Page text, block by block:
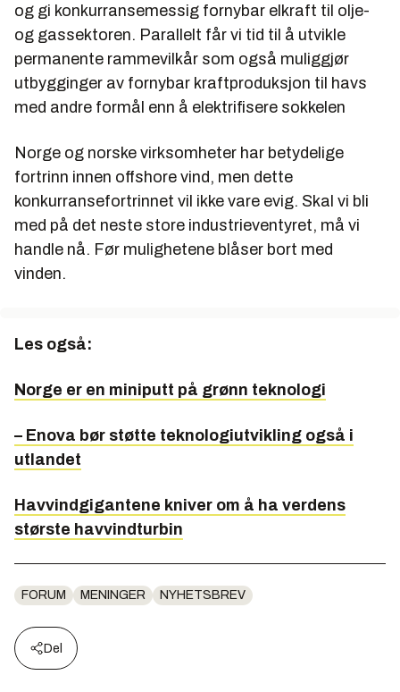
og gi konkurransemessig fornybar elkraft til olje-
og gassektoren. Parallelt får vi tid til å utvikle
permanente rammevilkår som også muliggjør
utbygginger av fornybar kraftproduksjon til havs
med andre formål enn å elektrifisere sokkelen
Norge og norske virksomheter har betydelige
fortrinn innen offshore vind, men dette
konkurransefortrinnet vil ikke vare evig. Skal vi bli
med på det neste store industrieventyret, må vi
handle nå. Før mulighetene blåser bort med
vinden.
Les også:
Norge er en miniputt på grønn teknologi
– Enova bør støtte teknologiutvikling også i
utlandet
Havvindgigantene kniver om å ha verdens
største havvindturbin
FORUM MENINGER NYHETSBREV
Del